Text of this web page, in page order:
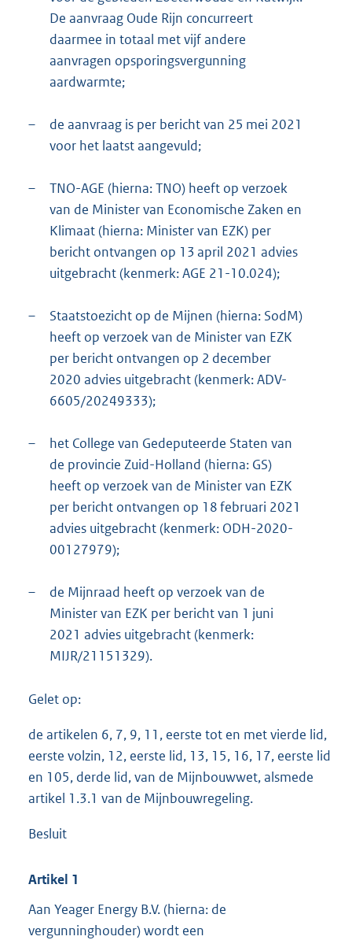
De aanvraag Oude Rijn concurreert
daarmee in totaal met vijf andere
aanvragen opsporingsvergunning
aardwarmte;
–
de aanvraag is per bericht van 25 mei 2021
voor het laatst aangevuld;
–
TNO-AGE (hierna: TNO) heeft op verzoek
van de Minister van Economische Zaken en
Klimaat (hierna: Minister van EZK) per
bericht ontvangen op 13 april 2021 advies
uitgebracht (kenmerk: AGE 21-10.024);
–
Staatstoezicht op de Mijnen (hierna: SodM)
heeft op verzoek van de Minister van EZK
per bericht ontvangen op 2 december
2020 advies uitgebracht (kenmerk: ADV-
6605/20249333);
–
het College van Gedeputeerde Staten van
de provincie Zuid-Holland (hierna: GS)
heeft op verzoek van de Minister van EZK
per bericht ontvangen op 18 februari 2021
advies uitgebracht (kenmerk: ODH-2020-
00127979);
–
de Mijnraad heeft op verzoek van de
Minister van EZK per bericht van 1 juni
2021 advies uitgebracht (kenmerk:
MIJR/21151329).
Gelet op:
de artikelen 6, 7, 9, 11, eerste tot en met vierde lid,
eerste volzin, 12, eerste lid, 13, 15, 16, 17, eerste lid
en 105, derde lid, van de Mijnbouwwet, alsmede
artikel 1.3.1 van de Mijnbouwregeling.
Besluit
Artikel 1
Aan Yeager Energy B.V. (hierna: de
vergunninghouder) wordt een